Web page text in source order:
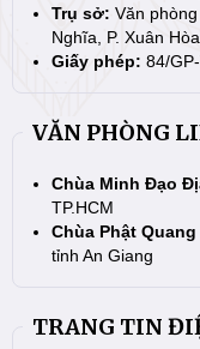
Trụ sở: Văn
Nghĩa, P. Xuân
Giấy phép: 84/
VĂN PHÒNG
Chùa Minh Đạo
TP.HCM
Chùa Phật
tỉnh An Giang
TRANG TIN